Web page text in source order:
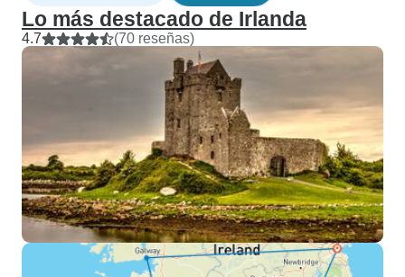
Lo más destacado de Irlanda
4.7 (70 reseñas)